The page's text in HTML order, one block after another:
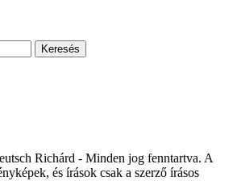
Keresés
Richárd - Minden jog fenntartva. A
és írások csak a szerző írásos